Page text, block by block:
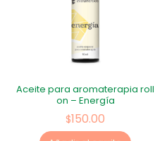
Aceite para aromaterapia roll
on – Energía
$150.00